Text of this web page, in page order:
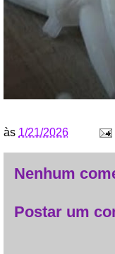
às 1/21/2026
Nenhum
Postar um